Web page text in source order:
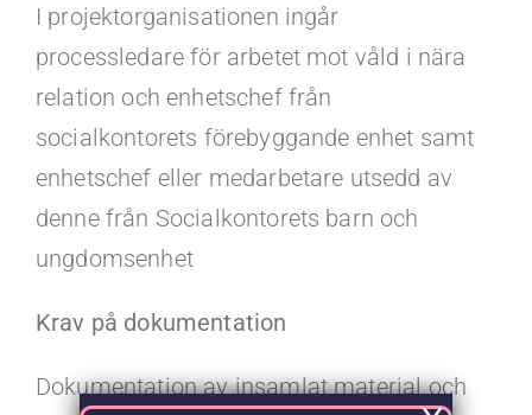
I projektorganisationen ingår
processledare för arbetet mot våld i nära
relation och enhetschef från
socialkontorets förebyggande enhet samt
enhetschef eller medarbetare utsedd av
denne från Socialkontorets barn och
ungdomsenhet
Krav på dokumentation
Dokumentation av insamlat material och